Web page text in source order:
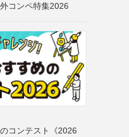
コンペ特集2026
コンテスト《2026